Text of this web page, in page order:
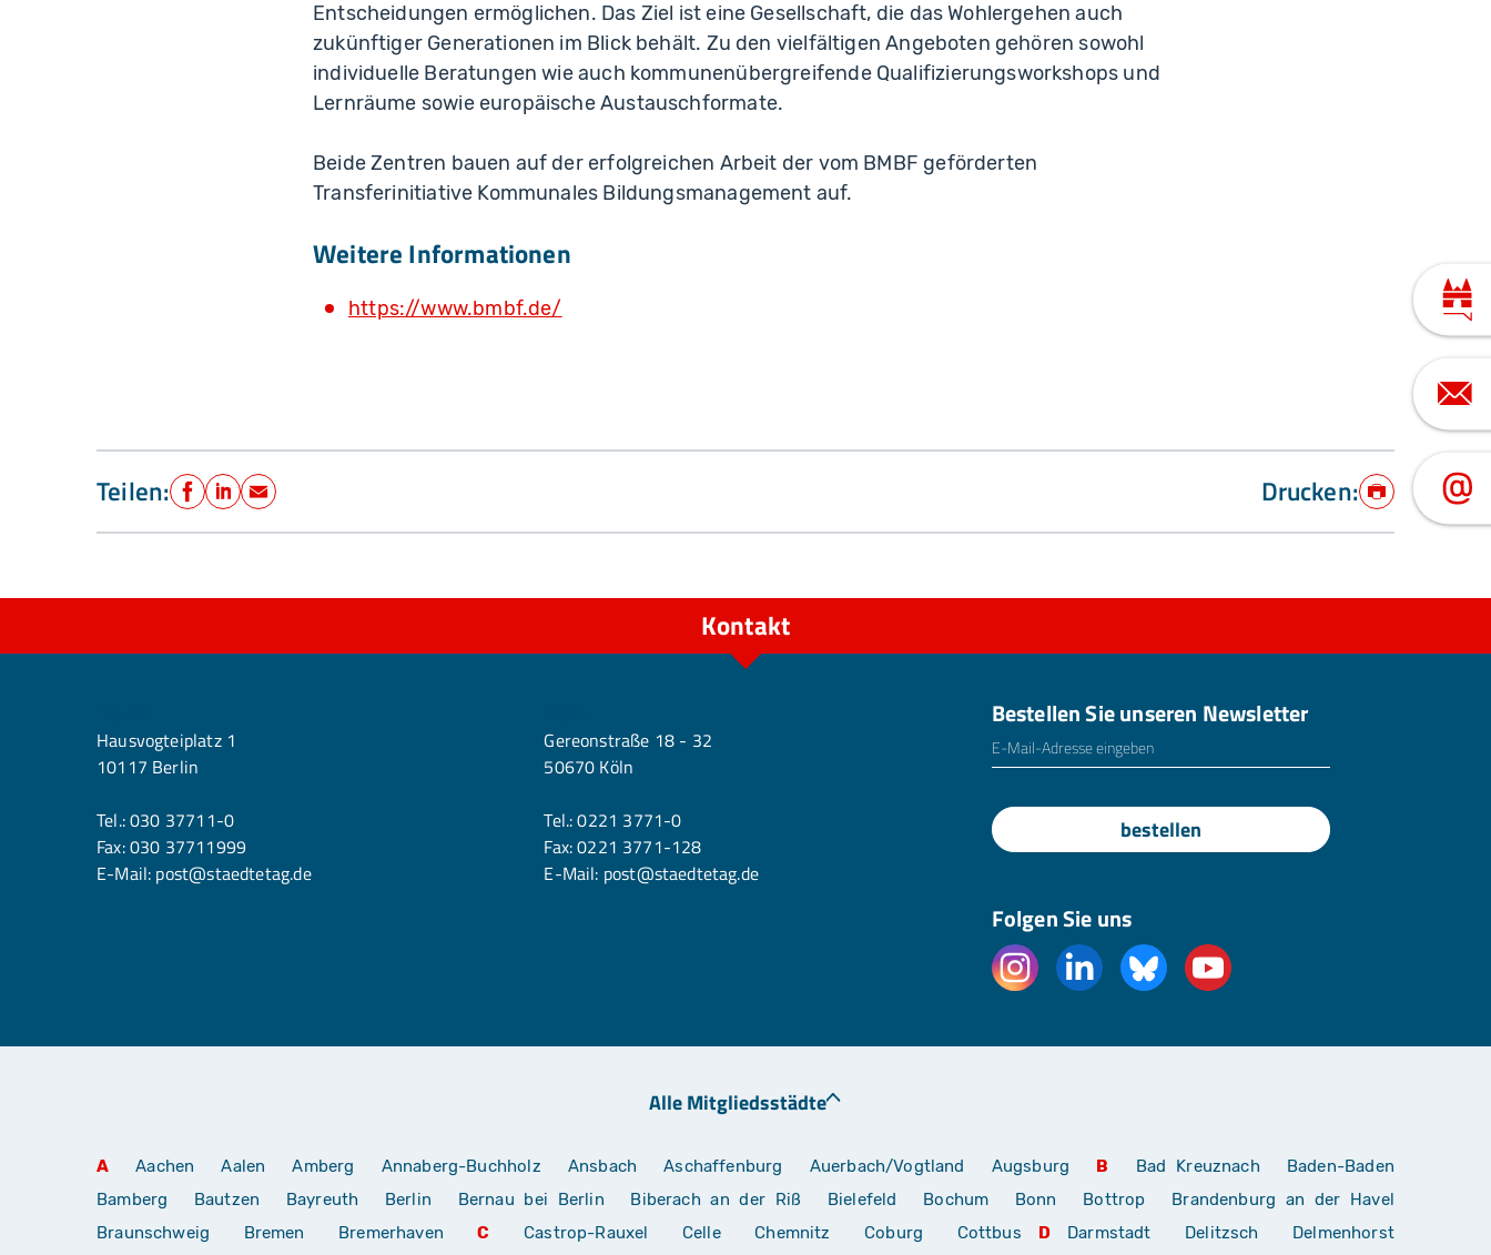
Entscheidungen ermöglichen. Das Ziel ist eine Gesellschaft, die das Wohlergehen auch
zukünftiger Generationen im Blick behält. Zu den vielfältigen Angeboten gehören sowohl
individuelle Beratungen wie auch kommunenübergreifende Qualifizierungsworkshops und
Lernräume sowie europäische Austauschformate.
Beide Zentren bauen auf der erfolgreichen Arbeit der vom BMBF geförderten
Transferinitiative Kommunales Bildungsmanagement auf.
Weitere Informationen
https://www.bmbf.de/
Teilen: Facebook
LinkedIn
E-Mail Drucken: Drucken
Kontakt
Hausvogteiplatz 1
10117 Berlin
Tel.:030 37711-0
Fax: 030 37711999
E-Mail: post@staedtetag.de
Gereonstraße 18 - 32
50670 Köln
Tel.:0221 3771-0
Fax: 0221 3771-128
E-Mail: post@staedtetag.de
Bestellen Sie unseren Newsletter
E-Mailadresse
bestellen
Folgen Sie uns
Alle Mitgliedsstädte
A Aachen Aalen Amberg Annaberg-Buchholz Ansbach Aschaffenburg Auerbach/Vogtland Augsburg B Bad Kreuznach
Baden-Baden
Bamberg
Bautzen Bayreuth Berlin Bernau bei Berlin Biberach an der Riß Bielefeld Bochum Bonn Bottrop
Brandenburg an der Havel
Braunschweig
Bremen Bremerhaven C Castrop-Rauxel Celle Chemnitz Coburg Cottbus D Darmstadt Delitzsch Delmenhorst